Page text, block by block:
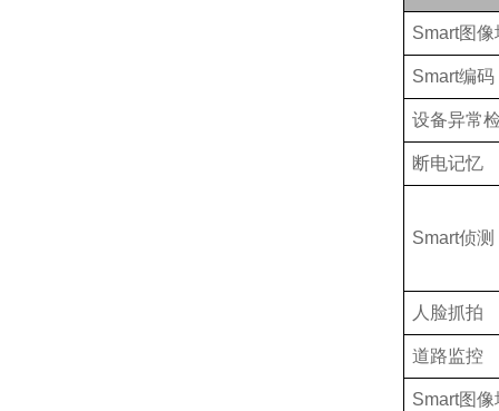
Smart图像
Smart编码
设备异常
断电记忆
Smart侦测
人脸抓拍
道路监控
Smart图像